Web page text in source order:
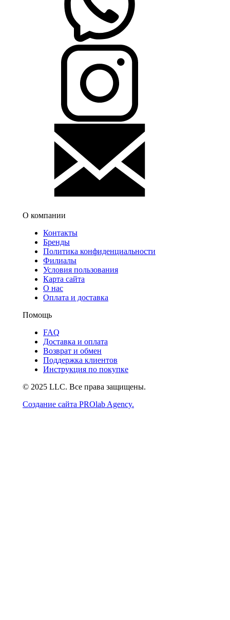
О компании
Контакты
Бренды
Политика конфиденциальности
Филиалы
Условия пользования
Карта сайта
О нас
Оплата и доставка
Помощь
FAQ
Доставка и оплата
Возврат и обмен
Поддержка клиентов
Инструкция по покупке
© 2025 LLC. Все права защищены.
Создание сайта PROlab Agency.